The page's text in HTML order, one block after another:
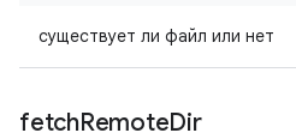
существует ли файл или нет
fetchRemoteDir